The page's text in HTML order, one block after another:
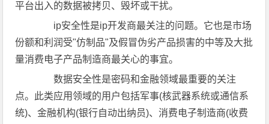
平台出入的数据被拷贝、毁坏或干扰。
ip安全性是ip开发商最关注的问题。它也是市场
份额和利润受"仿制品"及假冒伪劣产品损害的中等及大批
量消费电子产品制造商最关心的事宜。
数据安全性是密码和金融领域最重要的关注
点。此类应用领域的用户包括军事(核武器系统或通信系
统)、金融机构(银行自动出纳员)、消费电子制造商(收费